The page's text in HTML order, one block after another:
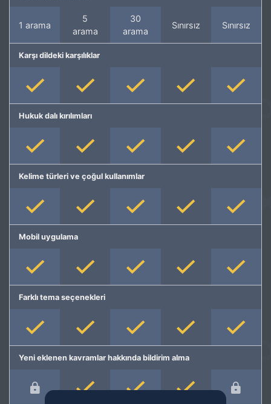
1 arama
5
arama
30
arama
Sınırsız Sınırsız
Karşı dildeki karşılıklar
Hukuk dalı kırılımları
Kelime türleri ve çoğul kullanımlar
Mobil uygulama
Farklı tema seçenekleri
Yeni eklenen kavramlar hakkında bildirim alma